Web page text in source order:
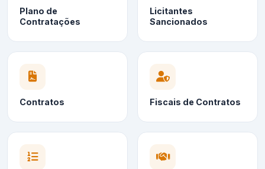
Plano de
Contratações
Licitantes
Sancionados
Contratos Fiscais de Contratos